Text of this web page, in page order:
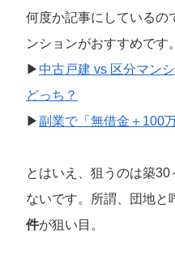
何度か記事にしているの
ンションがおすすめです。
▶中古戸建 vs 区分マン
どっち？
▶副業で「無借金＋100
とはいえ、狙うのは築30
ないです。所謂、団地と
件が狙い目。